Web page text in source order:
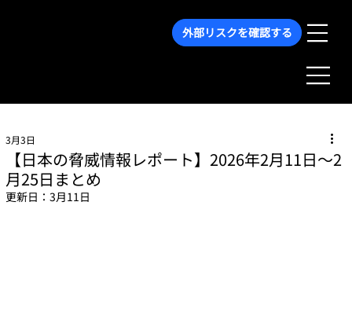
外部リスクを確認する
【日本の脅威情報レポート】2026年2月11日～2
月25日まとめ
3月3日
更新日： 3月11日